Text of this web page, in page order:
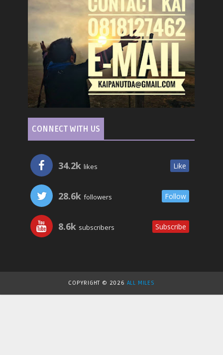
CONNECT WITH US
34.2k likes Like
28.6k followers Follow
8.6k subscribers Subscribe
COPYRIGHT © 2026 ALL MILES